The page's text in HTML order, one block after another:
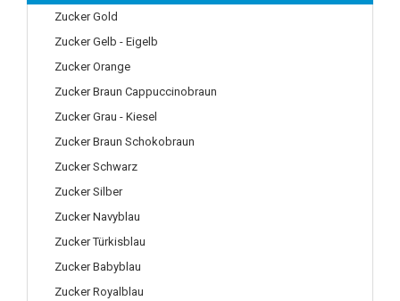
Zucker Gold
Zucker Gelb - Eigelb
Zucker Orange
Zucker Braun Cappuccinobraun
Zucker Grau - Kiesel
Zucker Braun Schokobraun
Zucker Schwarz
Zucker Silber
Zucker Navyblau
Zucker Türkisblau
Zucker Babyblau
Zucker Royalblau